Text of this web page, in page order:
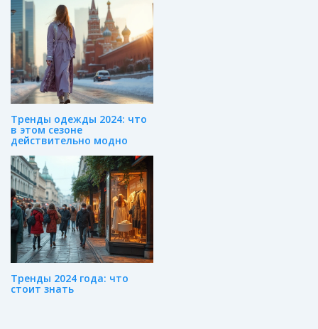
Тренды одежды 2024: что
в этом сезоне
действительно модно
Тренды 2024 года: что
стоит знать